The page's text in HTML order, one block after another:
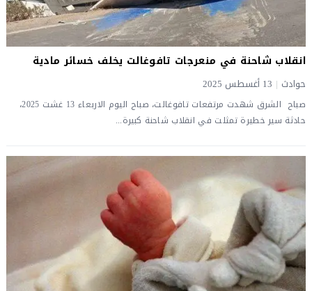
انقلاب شاحنة في منعرجات تافوغالت يخلف خسائر مادية
حوادث 13 أغسطس 2025
صباح الشرق شهدت مرتفعات تافوغالت، صباح اليوم الاربعاء 13 غشت 2025،
حادثة سير خطيرة تمثلت في انقلاب شاحنة كبيرة...